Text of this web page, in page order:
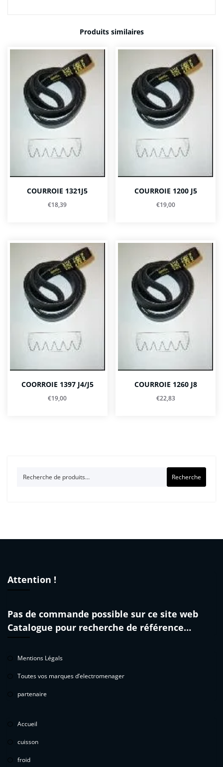
Produits similaires
COURROIE 1321J5
€18,39
COURROIE 1200 J5
€19,00
COORROIE 1397 J4/J5
€19,00
COURROIE 1260 J8
€22,83
Recherche
Attention !
Pas de commande possible sur ce site web
Catalogue pour recherche de référence…
Mentions Légals
Toutes vos marques d’electromenager
partenaire
Accueil
cuisson
froid